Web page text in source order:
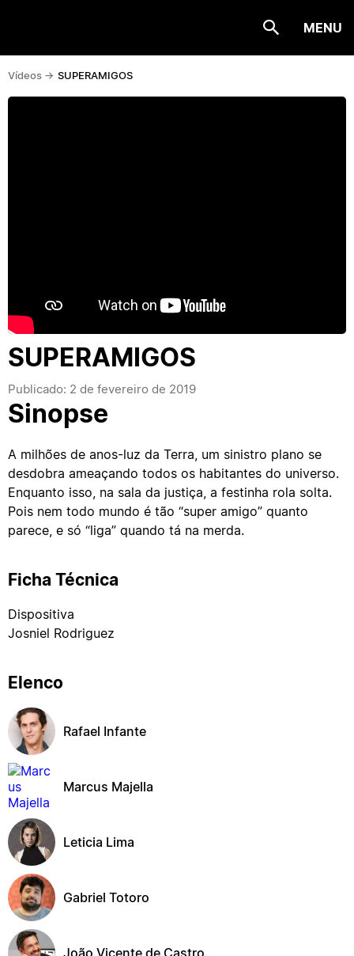
MENU
Vídeos -> SUPERAMIGOS
SUPERAMIGOS
Publicado: 2 de fevereiro de 2019
Sinopse
A milhões de anos-luz da Terra, um sinistro plano se
desdobra ameaçando todos os habitantes do universo.
Enquanto isso, na sala da justiça, a festinha rola solta.
Pois nem todo mundo é tão “super amigo” quanto
parece, e só “liga” quando tá na merda.
Ficha Técnica
Dispositiva
Josniel Rodriguez
Elenco
Rafael Infante
Marcus Majella
Leticia Lima
Gabriel Totoro
João Vicente de Castro